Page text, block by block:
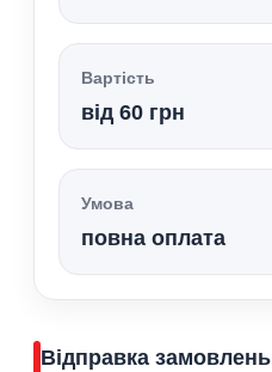
Вартість
від 60 грн
Умова
повна оплата
Відправка замовлень